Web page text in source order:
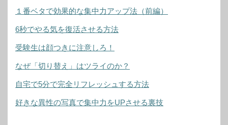
１番ベタで効果的な集中力アップ法（前編）
6秒でやる気を復活させる方法
受験生は顔つきに注意しろ！
なぜ「切り替え」はツライのか？
自宅で5分で完全リフレッシュする方法
好きな異性の写真で集中力をUPさせる裏技